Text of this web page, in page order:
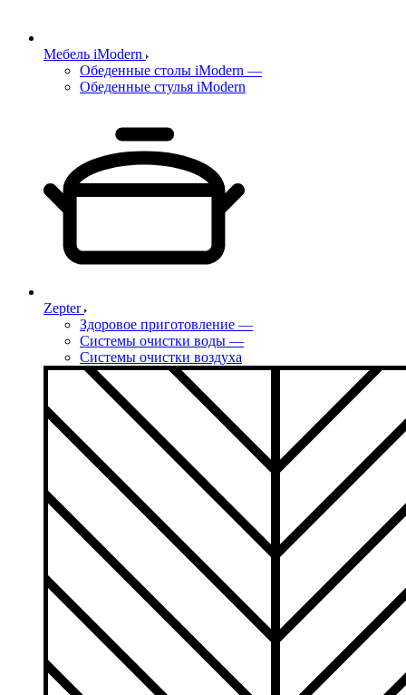
Мебель iModern
Обеденные столы iModern —
Обеденные стулья iModern
Zepter
Здоровое приготовление —
Системы очистки воды —
Системы очистки воздуха